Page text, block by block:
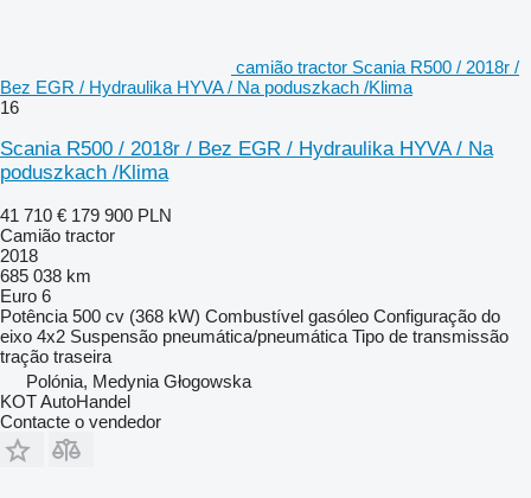
camião tractor Scania R500 / 2018r /
Bez EGR / Hydraulika HYVA / Na poduszkach /Klima
16
Scania R500 / 2018r / Bez EGR / Hydraulika HYVA / Na
poduszkach /Klima
41 710 € 179 900 PLN
Camião tractor
2018
685 038 km
Euro 6
Potência 500 cv (368 kW) Combustível gasóleo Configuração do
eixo 4x2 Suspensão pneumática/pneumática Tipo de transmissão
tração traseira
Polónia, Medynia Głogowska
KOT AutoHandel
Contacte o vendedor